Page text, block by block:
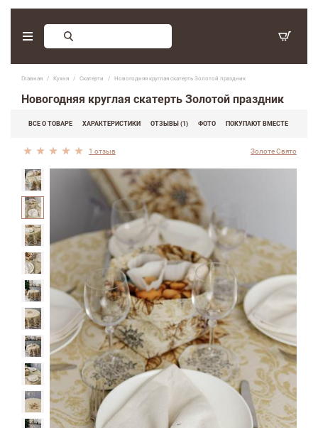
Главная Кухня Скатерти Новогодняя круглая скатерть Золотой праздник
Новогодняя круглая скатерть Золотой праздник
ВСЕ О ТОВАРЕ ХАРАКТЕРИСТИКИ ОТЗЫВЫ (1) ФОТО ПОКУПАЮТ ВМЕСТЕ
1 отзыв Золоте Свято
Заказ обратного звонка
(097) 416-90-33,
(066) 339-07-15